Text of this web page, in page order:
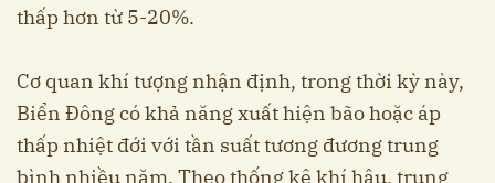
thấp hơn từ 5-20%.
Cơ quan khí tượng nhận định, trong thời kỳ này,
Biển Đông có khả năng xuất hiện bão hoặc áp
thấp nhiệt đới với tần suất tương đương trung
bình nhiều năm. Theo thống kê khí hậu, trung